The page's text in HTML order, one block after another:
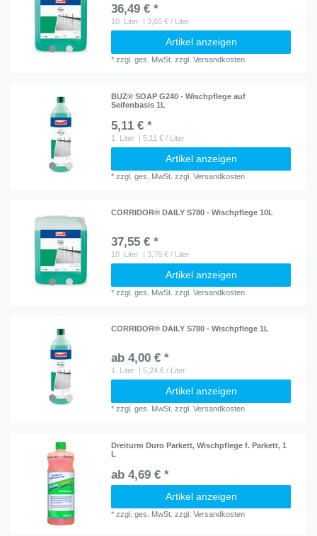
36,49 € *
10 Liter | 3,65 € / Liter
Artikel anzeigen
*zzgl. ges. MwSt. zzgl.Versandkosten
BUZ® SOAP G240 - Wischpflege auf
Seifenbasis 1L
5,11 € *
1 Liter | 5,11 € / Liter
Artikel anzeigen
*zzgl. ges. MwSt. zzgl.Versandkosten
CORRIDOR® DAILY S780 - Wischpflege 10L
37,55 € *
10 Liter | 3,76 € / Liter
Artikel anzeigen
*zzgl. ges. MwSt. zzgl.Versandkosten
CORRIDOR® DAILY S780 - Wischpflege 1L
ab 4,00 € *
1 Liter | 5,24 € / Liter
Artikel anzeigen
*zzgl. ges. MwSt. zzgl.Versandkosten
Dreiturm Duro Parkett, Wischpflege f. Parkett, 1
L
ab 4,69 € *
Artikel anzeigen
*zzgl. ges. MwSt. zzgl.Versandkosten